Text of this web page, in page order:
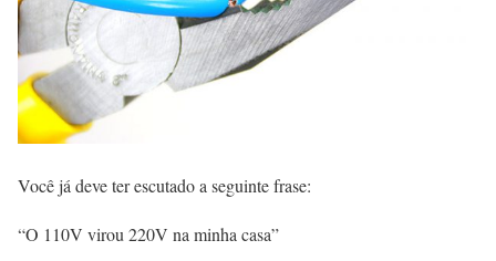
Você já deve ter escutado a seguinte frase:
“O 110V virou 220V na minha casa”